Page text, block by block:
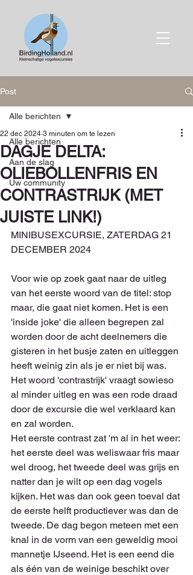
Post
Alle berichten
Aan de slag
Uw community
Alle berichten
DAGJE DELTA:
OLIEBOLLENFRIS EN
CONTRASTRIJK (MET
JUISTE LINK!)
22 dec 2024 3 minuten om te lezen
MINIBUSEXCURSIE, ZATERDAG 21
DECEMBER 2024
Voor wie op zoek gaat naar de uitleg
van het eerste woord van de titel: stop
maar, die gaat niet komen. Het is een
'inside joke' die alleen begrepen zal
worden door de acht deelnemers die
gisteren in het busje zaten en uitleggen
heeft weinig zin als je er niet bij was.
Het woord 'contrastrijk' vraagt sowieso
al minder uitleg en was een rode draad
door de excursie die wel verklaard kan
en zal worden.
Het eerste contrast zat 'm al in het weer:
het eerste deel was weliswaar fris maar
wel droog, het tweede deel was grijs en
natter dan je wilt op een dag vogels
kijken. Het was dan ook geen toeval dat
de eerste helft productiever was dan de
tweede. De dag begon meteen met een
knal in de vorm van een geweldig mooi
mannetje IJseend. Het is een eend die
als één van de weinige beschikt over